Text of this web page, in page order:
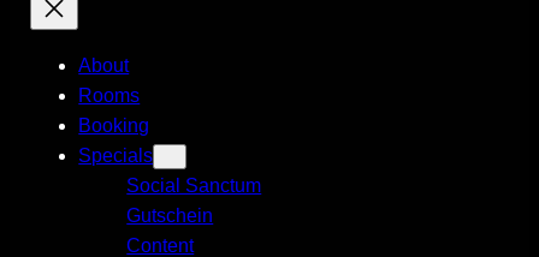
About
Rooms
Booking
Specials
Social Sanctum
Gutschein
Content